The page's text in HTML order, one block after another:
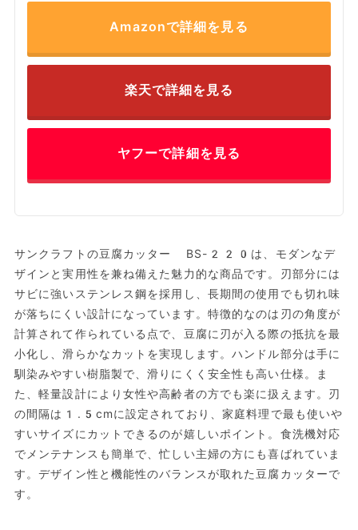
Amazonで詳細を見る
楽天で詳細を見る
ヤフーで詳細を見る
サンクラフトの豆腐カッター BS-220は、モダンなデ
ザインと実用性を兼ね備えた魅力的な商品です。刃部分には
サビに強いステンレス鋼を採用し、長期間の使用でも切れ味
が落ちにくい設計になっています。特徴的なのは刃の角度が
計算されて作られている点で、豆腐に刃が入る際の抵抗を最
小化し、滑らかなカットを実現します。ハンドル部分は手に
馴染みやすい樹脂製で、滑りにくく安全性も高い仕様。ま
た、軽量設計により女性や高齢者の方でも楽に扱えます。刃
の間隔は1.5cmに設定されており、家庭料理で最も使いや
すいサイズにカットできるのが嬉しいポイント。食洗機対応
でメンテナンスも簡単で、忙しい主婦の方にも喜ばれていま
す。デザイン性と機能性のバランスが取れた豆腐カッターで
す。